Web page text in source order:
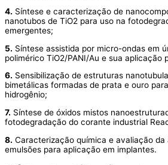
4. Síntese e caracterização de
nanotubos de TiO2 para uso na
emergentes;
5. Síntese assistida por micro-ondas em
polimérico TiO2/PANI/Au e sua aplicação
6. Sensibilização de estruturas
bimetálicas formadas de prata e ouro
hidrogênio;
7. Síntese de óxidos mistos
fotodegradação do corante industrial
8. Caracterização química e avaliação
emulsões para aplicação em implantes.